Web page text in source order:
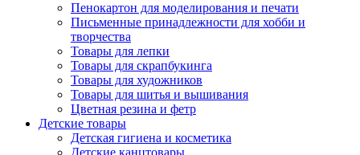
Пенокартон для моделирования и печати
Письменные принадлежности для хобби и
творчества
Товары для лепки
Товары для скрапбукинга
Товары для художников
Товары для шитья и вышивания
Цветная резина и фетр
Детские товары
Детская гигиена и косметика
Детские канцтовары